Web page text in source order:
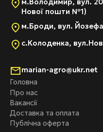
Головна
Про нас
Вакансії
Доставка та оплата
Публічна оферта
м.Володимир, вул.
Нової пошти №1)
м.Броди, вул.
с.Колоденка,
marian-agro@ukr.net